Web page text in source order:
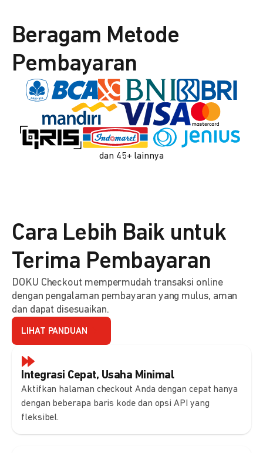
Beragam Metode
Pembayaran
dan 45+ lainnya
Integrasi Cepat, Usaha Minimal
Aktifkan halaman checkout Anda dengan cepat hanya
dengan beberapa baris kode dan opsi API yang
fleksibel.
Cara Lebih Baik untuk
Terima Pembayaran
DOKU Checkout mempermudah transaksi online
dengan pengalaman pembayaran yang mulus, aman
dan dapat disesuaikan.
LIHAT PANDUAN